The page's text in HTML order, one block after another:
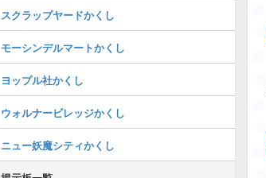
スクラップヤードかくし
モーシンデルマートかくし
ヨップル社かくし
ウォルナービレッジかくし
ニュー妖魔シティかくし